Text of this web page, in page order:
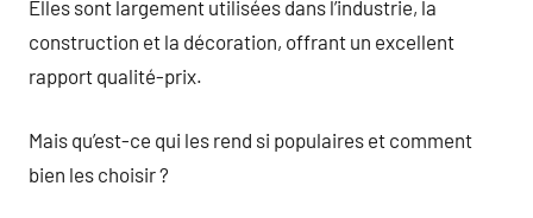
Elles sont largement utilisées dans l’industrie, la
construction et la décoration, offrant un excellent
rapport qualité-prix.
Mais qu’est-ce qui les rend si populaires et comment
bien les choisir ?